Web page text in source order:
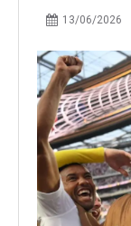
13/06/2026